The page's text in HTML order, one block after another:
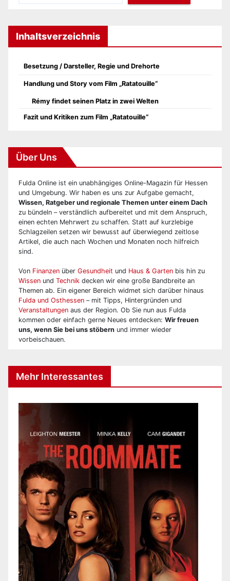
Inhaltsverzeichnis
Besetzung / Darsteller, Regie und Drehorte
Handlung und Story vom Film „Ratatouille“
Rémy findet seinen Platz in zwei Welten
Fazit und Kritiken zum Film „Ratatouille“
Über Uns
Fulda Online ist ein unabhängiges Online-Magazin für Hessen
und Umgebung. Wir haben es uns zur Aufgabe gemacht,
Wissen, Ratgeber und regionale Themen unter einem Dach
zu bündeln – verständlich aufbereitet und mit dem Anspruch,
einen echten Mehrwert zu schaffen. Statt auf kurzlebige
Schlagzeilen setzen wir bewusst auf überwiegend zeitlose
Artikel, die auch nach Wochen und Monaten noch hilfreich
sind.
Von Finanzen über Gesundheit und Haus & Garten bis hin zu
Wissen und Technik decken wir eine große Bandbreite an
Themen ab. Ein eigener Bereich widmet sich darüber hinaus
Fulda und Osthessen – mit Tipps, Hintergründen und
Veranstaltungen aus der Region. Ob Sie nun aus Fulda
kommen oder einfach gerne Neues entdecken: Wir freuen
uns, wenn Sie bei uns stöbern und immer wieder
vorbeischauen.
Mehr Interessantes